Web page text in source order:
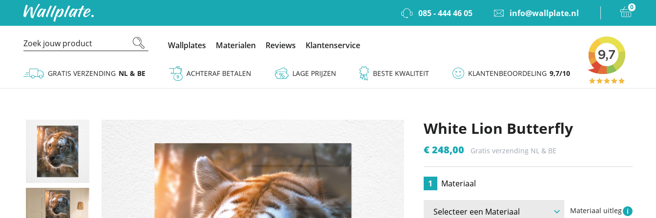
085 - 444 46 05 info@wallplate.nl
0
Wallplates Materialen Reviews Klantenservice
GRATIS VERZENDING NL & BE ACHTERAF BETALEN LAGE PRIJZEN BESTE KWALITEIT KLANTENBEOORDELING 9,7/10
White Lion Butterfly
€ 248,00 Gratis verzending NL & BE
1 Materiaal
Materiaal uitleg